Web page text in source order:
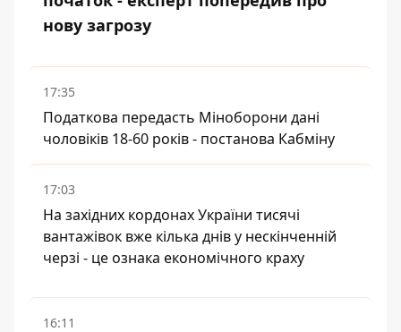
нову загрозу
17:35
Податкова передасть Міноборони дані
чоловіків 18-60 років - постанова Кабміну
17:03
На західних кордонах України тисячі
вантажівок вже кілька днів у нескінченній
черзі - це ознака економічного краху
16:11